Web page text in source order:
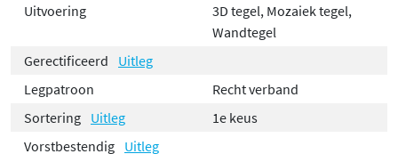
Uitvoering
3D tegel, Mozaiek tegel,
Wandtegel
Gerectificeerd
Uitleg
Legpatroon
Recht verband
Sortering Uitleg
1e keus
Vorstbestendig Uitleg